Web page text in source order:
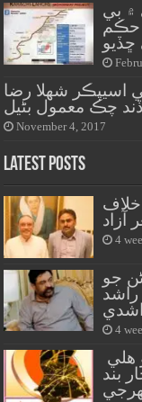
۾ بي
حڪم
ڇڏيو
اسيپڪر شهلا رضا
چڪ معمول بڻيل
November 4, 2017
Latest Posts
آزاد
4
جو
4
بند